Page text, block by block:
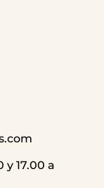
y 17.00 a